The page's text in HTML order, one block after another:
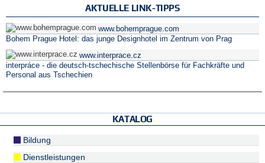
AKTUELLE LINK-TIPPS
www.bohemprague.com
Bohem Prague Hotel: das junge Designhotel im Zentrum von Prag
www.interprace.cz
interpráce - die deutsch-tschechische Stellenbörse für Fachkräfte und
Personal aus Tschechien
KATALOG
Bildung
Dienstleistungen